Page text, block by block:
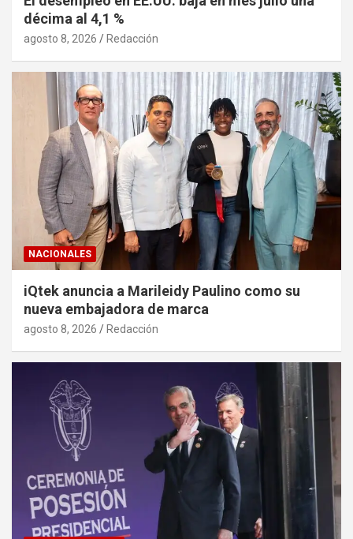
décima al 4,1 %
agosto 8, 2026 Redacción
NACIONALES
iQtek anuncia a Marileidy Paulino como su
nueva embajadora de marca
agosto 8, 2026 Redacción